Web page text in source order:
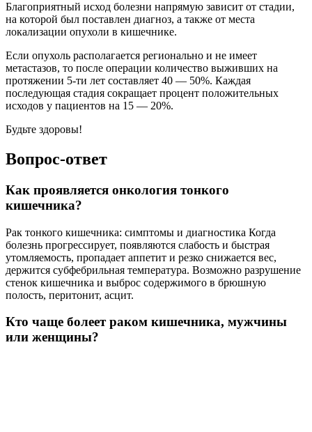
Благоприятный исход болезни напрямую зависит от стадии,
на которой был поставлен диагноз, а также от места
локализации опухоли в кишечнике.
Если опухоль располагается регионально и не имеет
метастазов, то после операции количество выживших на
протяжении 5-ти лет составляет 40 — 50%. Каждая
последующая стадия сокращает процент положительных
исходов у пациентов на 15 — 20%.
Будьте здоровы!
Вопрос-ответ
Как проявляется онкология тонкого
кишечника?
Рак тонкого кишечника: симптомы и диагностика Когда
болезнь прогрессирует, появляются слабость и быстрая
утомляемость, пропадает аппетит и резко снижается вес,
держится субфебрильная температура. Возможно разрушение
стенок кишечника и выброс содержимого в брюшную
полость, перитонит, асцит.
Кто чаще болеет раком кишечника, мужчины
или женщины?